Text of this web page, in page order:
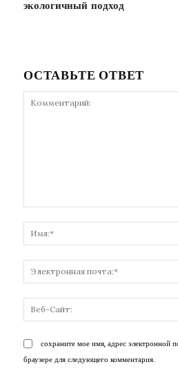
экологичный подход
ОСТАВЬТЕ ОТВЕТ
сохраните мое имя, адрес электронной
браузере для следующего комментария.